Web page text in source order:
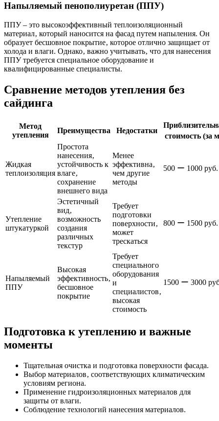
Напыляемый пенополиуретан (ППУ)
ППУ – это высокоэффективный теплоизоляционный
материал‚ который наносится на фасад путем напыления. Он
образует бесшовное покрытие‚ которое отлично защищает от
холода и влаги. Однако‚ важно учитывать‚ что для нанесения
ППУ требуется специальное оборудование и
квалифицированные специалисты.
Сравнение методов утепления без
сайдинга
Метод
утепления
Преимущества Недостатки
стоимость (за м
Жидкая
теплоизоляция
Простота
нанесения‚
устойчивость к
влаге‚
сохранение
внешнего вида
Менее
эффективна‚
чем другие
методы
500 ー 1000 руб.
Утепление
штукатуркой
Эстетичный
вид‚
возможность
создания
различных
текстур
Требует
подготовки
поверхности‚
может
трескаться
800 ー 1500 руб.
Напыляемый
ППУ
Высокая
эффективность‚
бесшовное
покрытие
Требует
специального
оборудования
и
специалистов‚
высокая
стоимость
1500 ー 3000
Подготовка к утеплению и важные
моменты
Тщательная очистка и подготовка поверхности фасада.
Выбор материалов‚ соответствующих климатическим
условиям региона.
Применение гидроизоляционных материалов для
защиты от влаги.
Соблюдение технологий нанесения материалов.